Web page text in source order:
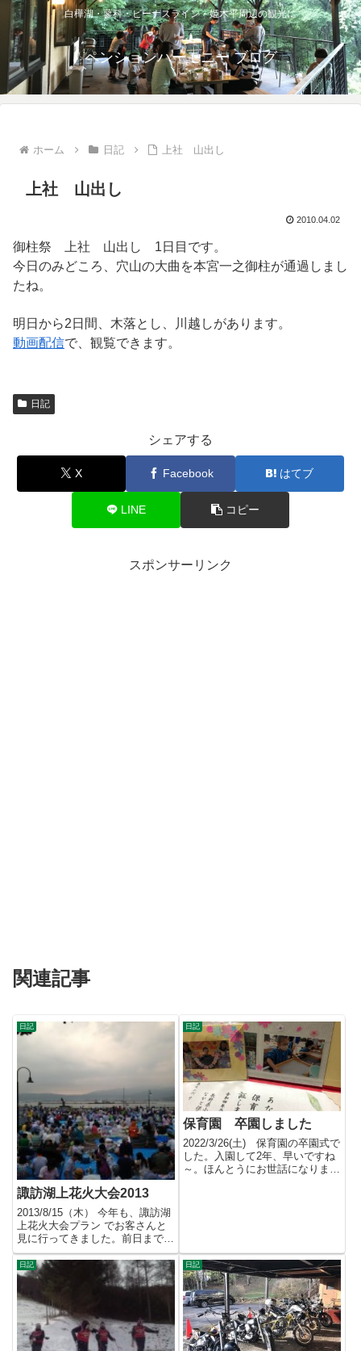
白樺湖・蓼科・ビーナスライン・姫木平周辺の観光に
ペンションハーモニー ブログ
ホーム 日記 上社 山出し
上社 山出し
2010.04.02
御柱祭 上社 山出し 1日目です。
今日のみどころ、穴山の大曲を本宮一之御柱が通過しまし
たね。
明日から2日間、木落とし、川越しがあります。
動画配信で、観覧できます。
日記
シェアする
X Facebook はてブ
LINE コピー
スポンサーリンク
関連記事
日記
諏訪湖上花火大会2013
2013/8/15（木） 今年も、諏訪湖
上花火大会プラン でお客さんと
見に行ってきました。前日まで
は、晴天続き。当日は、...
日記
保育園 卒園しました
2022/3/26(土) 保育園の卒園式で
した。入園して2年、早いですね
～。ほんとうにお世話になりまし
日記 日記